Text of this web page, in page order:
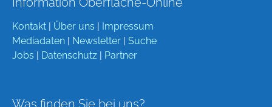
Kontakt Über uns
Impressum
Mediadaten
Newsletter
Suche
Jobs
Datenschutz Partner